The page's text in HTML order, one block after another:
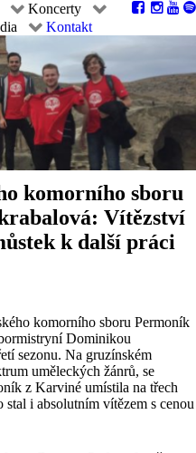
Koncerty
Kontakt
komorního sboru
Vítězství
k další práci
komorního sboru Permoník
Dominikou
sezonu. Na gruzínském
uměleckých žánrů, se
z Karviné umístila na třech
i absolutním vítězem s cenou